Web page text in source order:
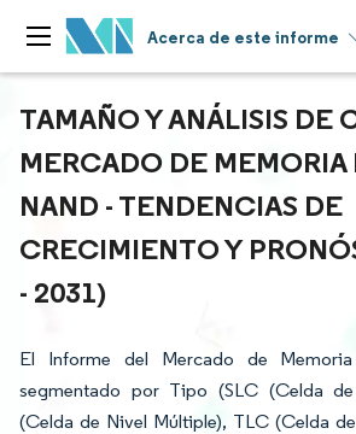
Acerca de este informe
TAMAÑO Y ANÁLISIS DE
MERCADO DE MEMORIA
NAND - TENDENCIAS DE
CRECIMIENTO Y
- 2031)
El Informe del Mercado de
segmentado por Tipo (SLC (Celda
(Celda de Nivel Múltiple), TLC (Celda